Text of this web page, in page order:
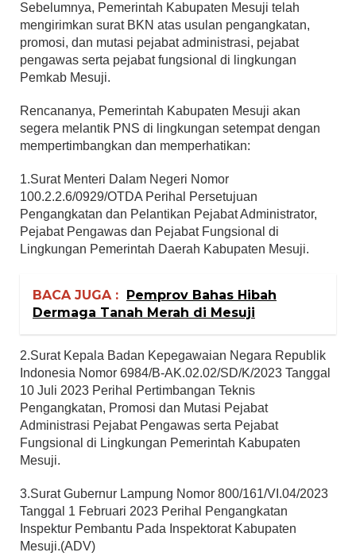
Sebelumnya, Pemerintah Kabupaten Mesuji telah
mengirimkan surat BKN atas usulan pengangkatan,
promosi, dan mutasi pejabat administrasi, pejabat
pengawas serta pejabat fungsional di lingkungan
Pemkab Mesuji.
Rencananya, Pemerintah Kabupaten Mesuji akan
segera melantik PNS di lingkungan setempat dengan
mempertimbangkan dan memperhatikan:
1.Surat Menteri Dalam Negeri Nomor
100.2.2.6/0929/OTDA Perihal Persetujuan
Pengangkatan dan Pelantikan Pejabat Administrator,
Pejabat Pengawas dan Pejabat Fungsional di
Lingkungan Pemerintah Daerah Kabupaten Mesuji.
BACA JUGA :
Pemprov Bahas Hibah
Dermaga Tanah Merah di Mesuji
2.Surat Kepala Badan Kepegawaian Negara Republik
Indonesia Nomor 6984/B-AK.02.02/SD/K/2023 Tanggal
10 Juli 2023 Perihal Pertimbangan Teknis
Pengangkatan, Promosi dan Mutasi Pejabat
Administrasi Pejabat Pengawas serta Pejabat
Fungsional di Lingkungan Pemerintah Kabupaten
Mesuji.
3.Surat Gubernur Lampung Nomor 800/161/VI.04/2023
Tanggal 1 Februari 2023 Perihal Pengangkatan
Inspektur Pembantu Pada Inspektorat Kabupaten
Mesuji.(ADV)